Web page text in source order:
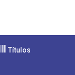
Títulos